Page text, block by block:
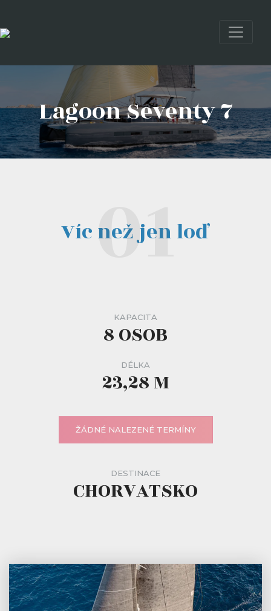
Lagoon Seventy 7
Víc než jen loď
KAPACITA
8 OSOB
DÉLKA
23,28 M
ŽÁDNÉ NALEZENÉ TERMÍNY
DESTINACE
CHORVATSKO